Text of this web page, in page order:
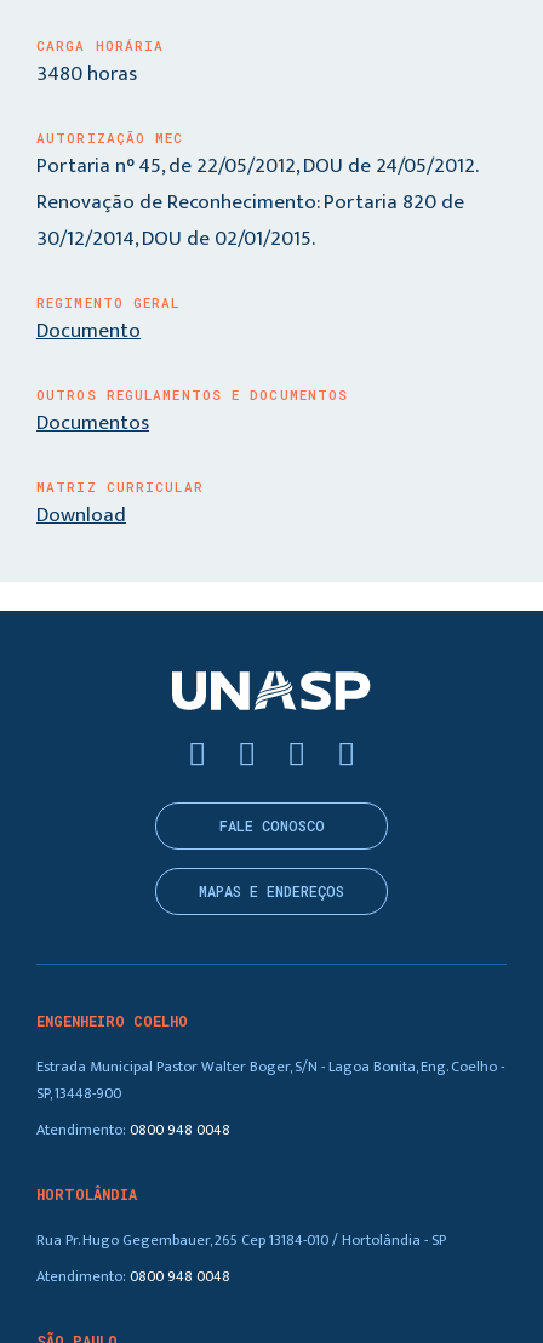
CARGA HORÁRIA
3480 horas
AUTORIZAÇÃO MEC
Portaria n° 45, de 22/05/2012, DOU de 24/05/2012.
Renovação de Reconhecimento: Portaria 820 de
30/12/2014, DOU de 02/01/2015.
REGIMENTO GERAL
Documento
OUTROS REGULAMENTOS E DOCUMENTOS
Documentos
MATRIZ CURRICULAR
Download
ENGENHEIRO COELHO
Estrada Municipal Pastor Walter Boger, S/N - Lagoa Bonita, Eng. Coelho -
SP, 13448-900
Atendimento:0800 948 0048
HORTOLÂNDIA
Rua Pr. Hugo Gegembauer, 265 Cep 13184-010 / Hortolândia - SP
Atendimento:0800 948 0048
FALE CONOSCO
MAPAS E ENDEREÇOS